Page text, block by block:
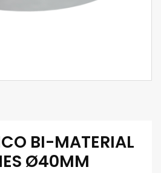
BI-MATERIAL
Ø40MM